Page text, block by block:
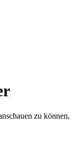
zu können,